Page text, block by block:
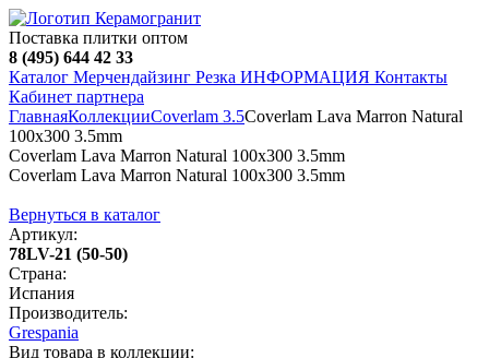
Поставка плитки оптом
8 (495) 644 42 33
Каталог Мерчендайзинг Резка ИНФОРМАЦИЯ Контакты
Кабинет партнера
ГлавнаяКоллекцииCoverlam 3.5Coverlam Lava Marron Natural
100х300 3.5mm
Coverlam Lava Marron Natural 100х300 3.5mm
Coverlam Lava Marron Natural 100х300 3.5mm
Вернуться в каталог
Артикул:
78LV-21 (50-50)
Страна:
Испания
Производитель:
Grespania
Вид товара в коллекции: